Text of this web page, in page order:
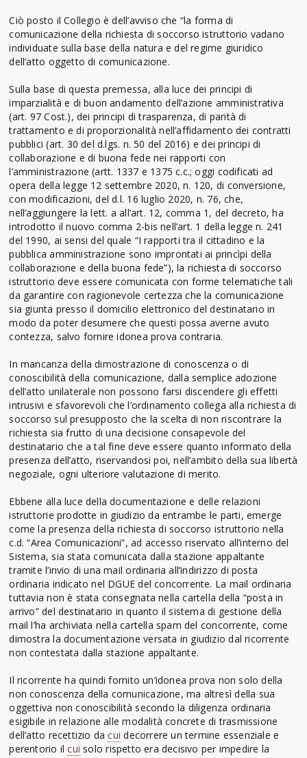
Ciò posto il Collegio è dell’avviso che “la forma di
comunicazione della richiesta di soccorso istruttorio vadano
individuate sulla base della natura e del regime giuridico
dell’atto oggetto di comunicazione.
Sulla base di questa premessa, alla luce dei principi di
imparzialità e di buon andamento dell’azione amministrativa
(art. 97 Cost.), dei principi di trasparenza, di parità di
trattamento e di proporzionalità nell’affidamento dei contratti
pubblici (art. 30 del d.lgs. n. 50 del 2016) e dei principi di
collaborazione e di buona fede nei rapporti con
l’amministrazione (artt. 1337 e 1375 c.c.; oggi codificati ad
opera della legge 12 settembre 2020, n. 120, di conversione,
con modificazioni, del d.l. 16 luglio 2020, n. 76, che,
nell’aggiungere la lett. a all’art. 12, comma 1, del decreto, ha
introdotto il nuovo comma 2-bis nell’art. 1 della legge n. 241
del 1990, ai sensi del quale “I rapporti tra il cittadino e la
pubblica amministrazione sono improntati ai princìpi della
collaborazione e della buona fede”), la richiesta di soccorso
istruttorio deve essere comunicata con forme telematiche tali
da garantire con ragionevole certezza che la comunicazione
sia giunta presso il domicilio elettronico del destinatario in
modo da poter desumere che questi possa averne avuto
contezza, salvo fornire idonea prova contraria.
In mancanza della dimostrazione di conoscenza o di
conoscibilità della comunicazione, dalla semplice adozione
dell’atto unilaterale non possono farsi discendere gli effetti
intrusivi e sfavorevoli che l’ordinamento collega alla richiesta di
soccorso sul presupposto che la scelta di non riscontrare la
richiesta sia frutto di una decisione consapevole del
destinatario che a tal fine deve essere quanto informato della
presenza dell’atto, riservandosi poi, nell’ambito della sua libertà
negoziale, ogni ulteriore valutazione di merito.
Ebbene alla luce della documentazione e delle relazioni
istruttorie prodotte in giudizio da entrambe le parti, emerge
come la presenza della richiesta di soccorso istruttorio nella
c.d. “Area Comunicazioni”, ad accesso riservato all’interno del
Sistema, sia stata comunicata dalla stazione appaltante
tramite l’invio di una mail ordinaria all’indirizzo di posta
ordinaria indicato nel DGUE del concorrente. La mail ordinaria
tuttavia non è stata consegnata nella cartella della “posta in
arrivo” del destinatario in quanto il sistema di gestione della
mail l’ha archiviata nella cartella spam del concorrente, come
dimostra la documentazione versata in giudizio dal ricorrente
non contestata dalla stazione appaltante.
Il ricorrente ha quindi fornito un’idonea prova non solo della
non conoscenza della comunicazione, ma altresì della sua
oggettiva non conoscibilità secondo la diligenza ordinaria
esigibile in relazione alle modalità concrete di trasmissione
dell’atto recettizio dacui decorrere un termine essenziale e
perentorio ilcui solo rispetto era decisivo per impedire la